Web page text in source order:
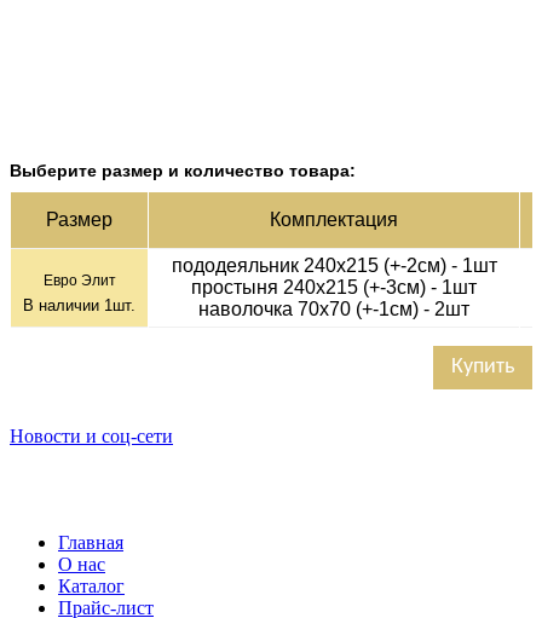
Выберите размер и количество товара:
Раз­мер Ком­плек­тация
Евро Элит
В наличии 1шт.
пододеяльник 240х215 (+-2см) - 1шт
простыня 240х215 (+-3см) - 1шт
наволочка 70х70 (+-1см) - 2шт
Купить
Новости и соц-сети
Главная
О нас
Каталог
Прайс-лист